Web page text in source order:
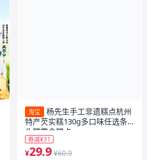
淘宝
杨先生手工非遗糕点杭州
特产芡实糕130g多口味任选条
头糕零食糕点
券减¥31
¥29.9 ¥60.9